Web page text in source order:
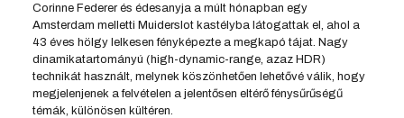
Corinne Federer és édesanyja a múlt hónapban egy
Amsterdam melletti Muiderslot kastélyba látogattak el, ahol a
43 éves hölgy lelkesen fényképezte a megkapó tájat. Nagy
dinamikatartományú (high-dynamic-range, azaz HDR)
technikát használt, melynek köszönhetően lehetővé válik, hogy
megjelenjenek a felvételen a jelentősen eltérő fénysűrűségű
témák, különösen kültéren.